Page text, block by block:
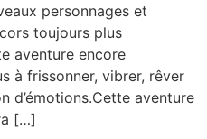
personnages et
toujours plus
aventure encore
à frissonner, vibrer, rêver
d’émotions.Cette aventure
[…]